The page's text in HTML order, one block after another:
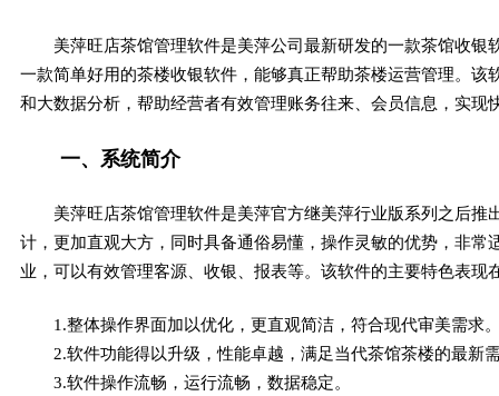
美萍旺店茶馆管理软件是美萍公司最新研发的一款茶馆收
一款简单好用的茶楼收银软件，能够真正帮助茶楼运营管理。
和大数据分析，帮助经营者有效管理账务往来、会员信息，实现
一、系统简介
美萍旺店茶馆管理软件是美萍官方继美萍行业版系列之后
计，更加直观大方，同时具备通俗易懂，操作灵敏的优势，非
业，可以有效管理客源、收银、报表等。该软件的主要特色表现
1.整体操作界面加以优化，更直观简洁，符合现代审美需求
2.软件功能得以升级，性能卓越，满足当代茶馆茶楼的最新
3.软件操作流畅，运行流畅，数据稳定。